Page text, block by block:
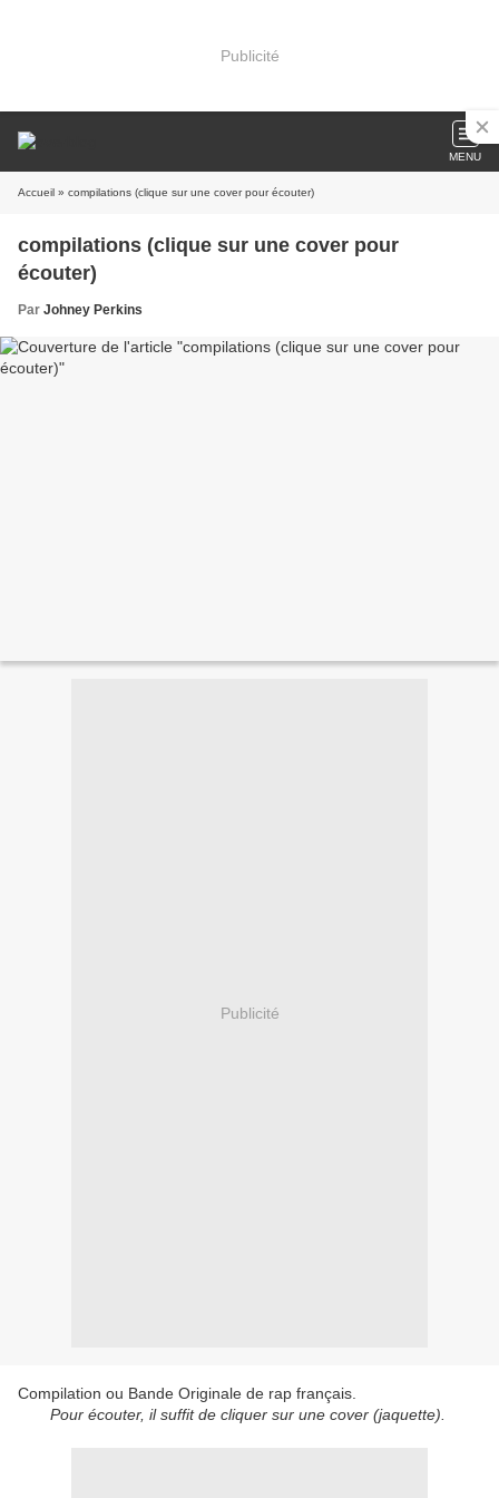
Publicité
MENU
Accueil » compilations (clique sur une cover pour écouter)
compilations (clique sur une cover pour
écouter)
Par Johney Perkins
Publicité
Compilation ou Bande Originale de rap français.
Pour écouter, il suffit de cliquer sur une cover (jaquette).